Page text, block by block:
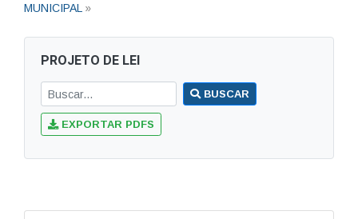
MUNICIPAL »
PROJETO DE LEI
BUSCAR
EXPORTAR PDFS